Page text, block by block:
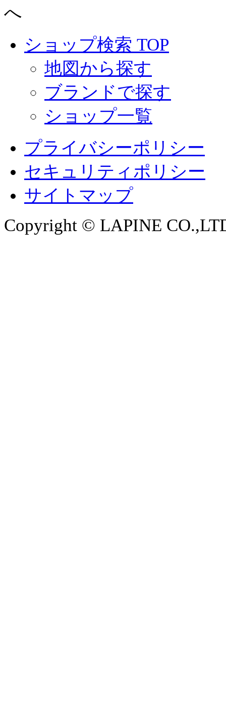
ショップ検索 TOP
地図から探す
ブランドで探す
ショップ一覧
プライバシーポリシー
セキュリティポリシー
サイトマップ
Copyright © LAPINE